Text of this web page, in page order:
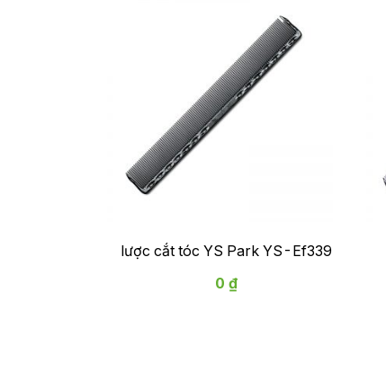
lược cắt tóc YS Park YS-Ef339
0 ₫